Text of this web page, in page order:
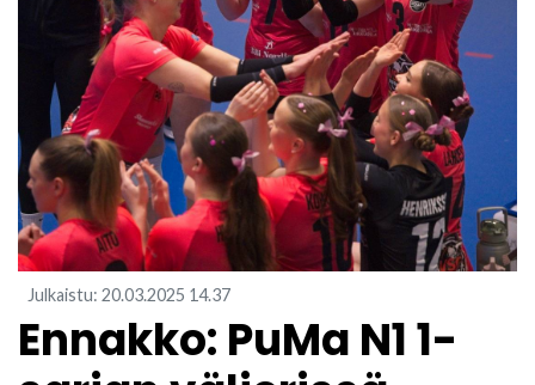
Julkaistu: 20.03.2025 14.37
Ennakko: PuMa N1 1-